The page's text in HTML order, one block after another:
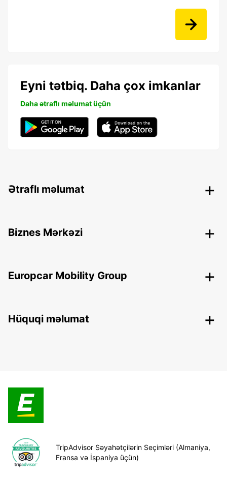
Eyni tətbiq. Daha çox imkanlar
Daha ətraflı məlumat üçün
Ətraflı məlumat
Biznes Mərkəzi
Europcar Mobility Group
Hüquqi məlumat
TripAdvisor Səyahətçilərin Seçimləri (Almaniya,
Fransa və İspaniya üçün)